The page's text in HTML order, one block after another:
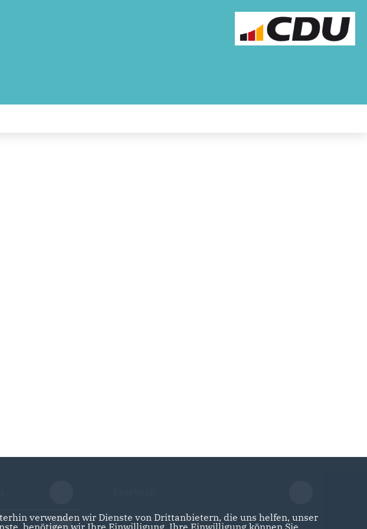
verwenden wir Dienste von Drittanbietern, die uns helfen, unser
benötigen wir Ihre Einwilligung. Ihre Einwilligung können Sie